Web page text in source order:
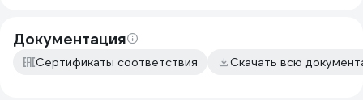
Документация
Сертификаты соответствия Скачать всю